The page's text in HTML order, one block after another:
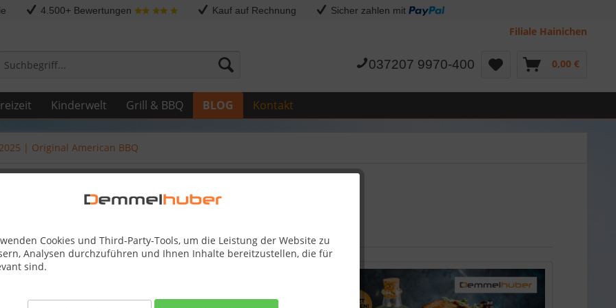
4.500+ Bewertungen Kauf auf Rechnung Sicher zahlen mit
Filiale Hainichen
037207 9970-400 0,00 €
Kinderwelt Grill & BBQ BLOG Kontakt
Cookies und Third-Party-Tools, um die Leistung der Website zu
Analysen durchzuführen und Ihnen Inhalte bereitzustellen, die für
sind.
| Original American BBQ
American BBQ